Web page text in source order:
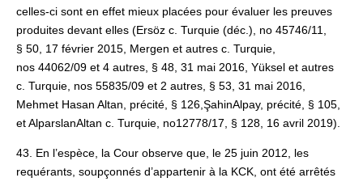
celles-ci sont en effet mieux placées pour évaluer les preuves
produites devant elles (Ersöz c. Turquie (déc.), no 45746/11,
§ 50, 17 février 2015, Mergen et autres c. Turquie,
nos 44062/09 et 4 autres, § 48, 31 mai 2016, Yüksel et autres
c. Turquie, nos 55835/09 et 2 autres, § 53, 31 mai 2016,
Mehmet Hasan Altan, précité, § 126,ŞahinAlpay, précité, § 105,
et AlparslanAltan c. Turquie, no12778/17, § 128, 16 avril 2019).
43. En l’espèce, la Cour observe que, le 25 juin 2012, les
requérants, soupçonnés d’appartenir à la KCK, ont été arrêtés